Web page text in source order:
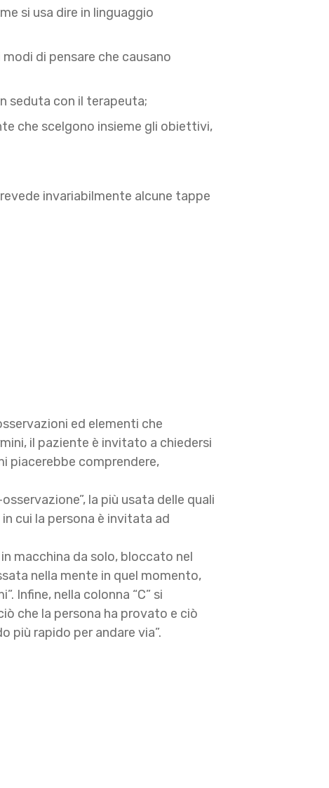
si usa dire in linguaggio
di pensare che causano
seduta con il terapeuta;
che scelgono insieme gli obiettivi,
invariabilmente alcune tappe
ed elementi che
il paziente è invitato a chiedersi
piacerebbe comprendere,
la più usata delle quali
cui la persona è invitata ad
macchina da solo, bloccato nel
nella mente in quel momento,
Infine, nella colonna “C” si
che la persona ha provato e ciò
più rapido per andare via”.